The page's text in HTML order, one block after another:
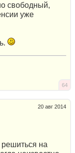
свободный,
уже
64
20 авг 2014
решиться на